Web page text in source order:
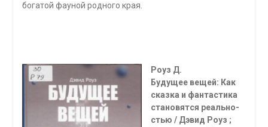
богатой фауной родного края.
Роуз Д.
Будущее вещей: Как
сказка и фантастика
становятся реально­
стью / Дэвид Роуз ;